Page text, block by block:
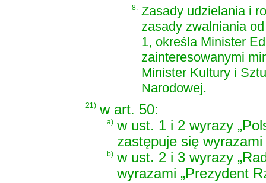
8.
Zasady udzielania i
zasady zwalniania
1, określa Minister
zainteresowanymi
Minister Kultury i
Narodowej.
21) w art. 50:
a) w ust. 1 i 2 wyrazy
zastępuje się
b) w ust. 2 i 3 wyrazy
wyrazami „Prezydent